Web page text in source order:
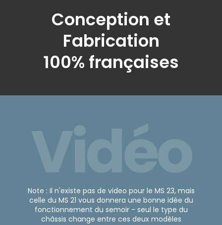
Conception et
Fabrication
100% françaises
Vidéo
Note : Il n'existe pas de video pour le MS 23, mais
celle du MS 21 vous donnera une bonne idée du
fonctionnement du semoir - seul le type du
châssis change entre ces deux modèles